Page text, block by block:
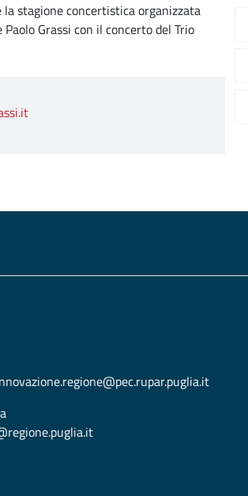
stagione concertistica organizzata
Grassi con il concerto del Trio